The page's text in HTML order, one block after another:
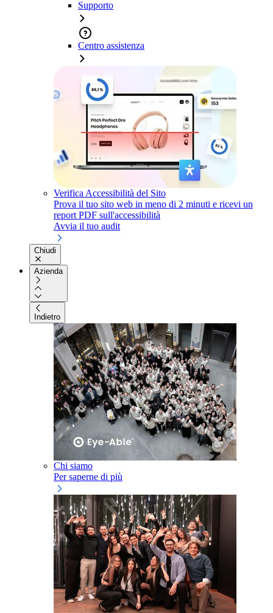
Supporto
Centro assistenza
Verifica Accessibilità del Sito
Prova il tuo sito web in meno di 2 minuti e ricevi un
report PDF sull'accessibilità
Avvia il tuo audit
Chiudi
Azienda
Indietro
Chi siamo
Per saperne di più